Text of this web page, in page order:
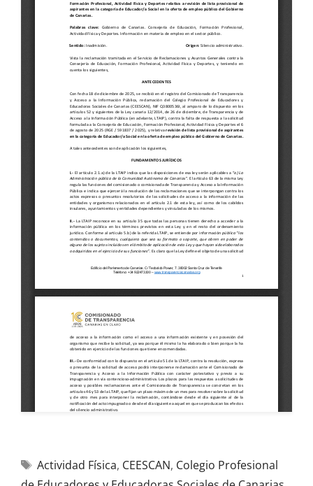
Actividad Física, CEESCAN, Colegio Profesional